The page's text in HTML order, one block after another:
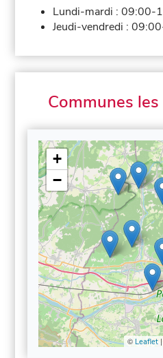
Lundi-mardi :09:00-
Jeudi-vendredi :
Communes
+
−
© Leaflet|